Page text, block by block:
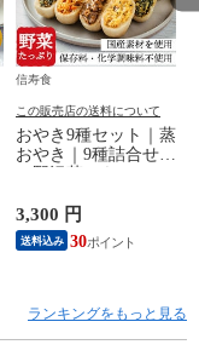
信寿食
この販売店の送料について
おやき9種セット｜蒸
おやき｜9種詰合せ
んこ・なす・切干大
根・にら・かぼち
ゃ）｜エコ包装｜送
3,300 円
送料込み 30
ランキングをもっと見る